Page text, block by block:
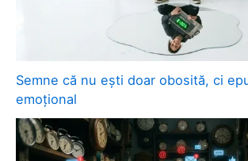
Semne că nu ești doar obosită, ci
emoțional